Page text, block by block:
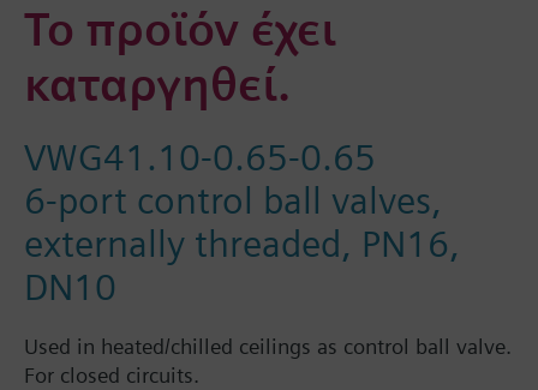
Το προϊόν έχει
καταργηθεί.
VWG41.10-0.65-0.65
6-port control ball valves,
externally threaded, PN16,
DN10
Used in heated/chilled ceilings as control ball valve.
For closed circuits.